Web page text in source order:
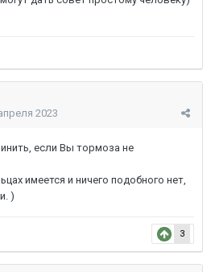
2023
если Вы тормоза не
имеется и ничего подобного нет,
)
3